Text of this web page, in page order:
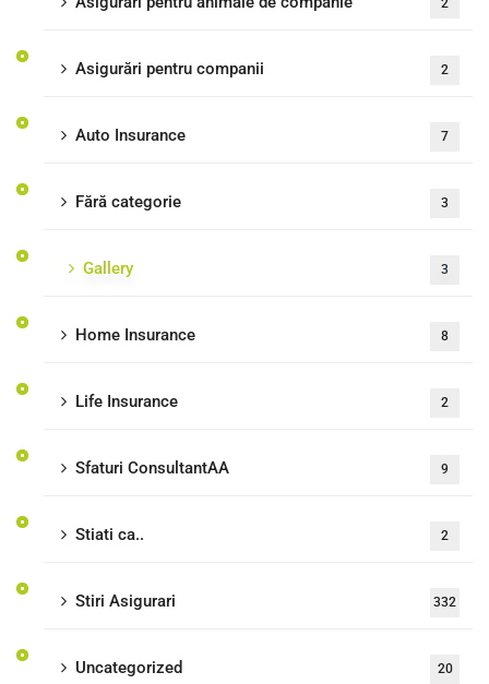
2
Asigurări pentru companii 2
Auto Insurance 7
Fără categorie 3
Gallery 3
Home Insurance 8
Life Insurance 2
Sfaturi ConsultantAA 9
Stiati ca.. 2
Stiri Asigurari 332
Uncategorized 20